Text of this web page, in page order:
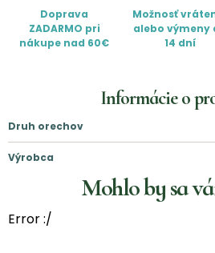
Doprava
ZADARMO pri
nákupe nad 60€
Možnosť
alebo výmeny
14 dní
Informácie o
Druh orechov
Výrobca
Mohlo by sa
Error :/